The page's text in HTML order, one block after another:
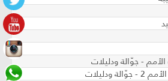
- جوّالة ودليلات
ودليلات